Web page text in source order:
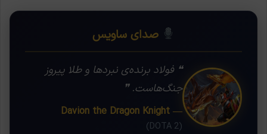
صدای ساویس
❝ فولاد برنده‌ی نبردها و طلا پیروز
جنگ‌هاست. ❞
— Davion the Dragon Knight
(DOTA 2)